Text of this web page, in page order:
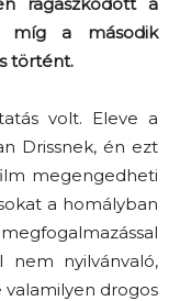
míg a második
történt.
volt. Eleve a
Drissnek, én ezt
megengedheti
a homályban
nem nyilvánvaló,
valamilyen drogos